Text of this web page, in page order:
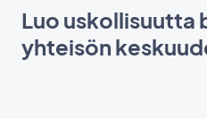
Luo uskollisuutta
yhteisön